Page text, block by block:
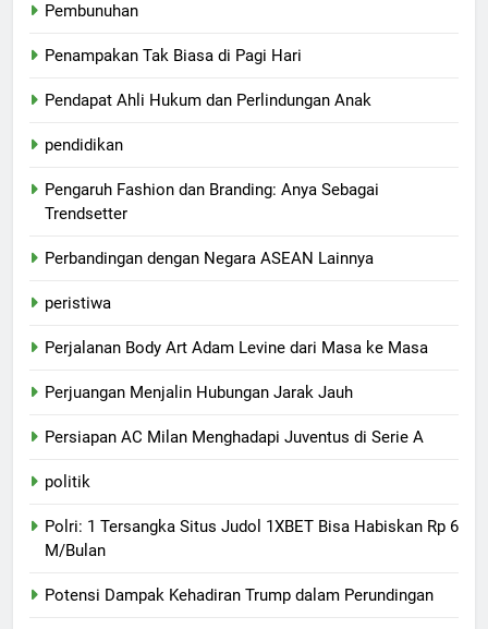
Pembunuhan
Penampakan Tak Biasa di Pagi Hari
Pendapat Ahli Hukum dan Perlindungan Anak
pendidikan
Pengaruh Fashion dan Branding: Anya Sebagai
Trendsetter
Perbandingan dengan Negara ASEAN Lainnya
peristiwa
Perjalanan Body Art Adam Levine dari Masa ke Masa
Perjuangan Menjalin Hubungan Jarak Jauh
Persiapan AC Milan Menghadapi Juventus di Serie A
politik
Polri: 1 Tersangka Situs Judol 1XBET Bisa Habiskan Rp 6
M/Bulan
Potensi Dampak Kehadiran Trump dalam Perundingan